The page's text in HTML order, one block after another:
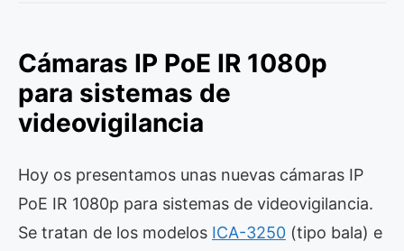
Cámaras IP PoE IR 1080p
para sistemas de
videovigilancia
Hoy os presentamos unas nuevas cámaras IP
PoE IR 1080p para sistemas de videovigilancia.
Se tratan de los modelos ICA-3250 (tipo bala) e